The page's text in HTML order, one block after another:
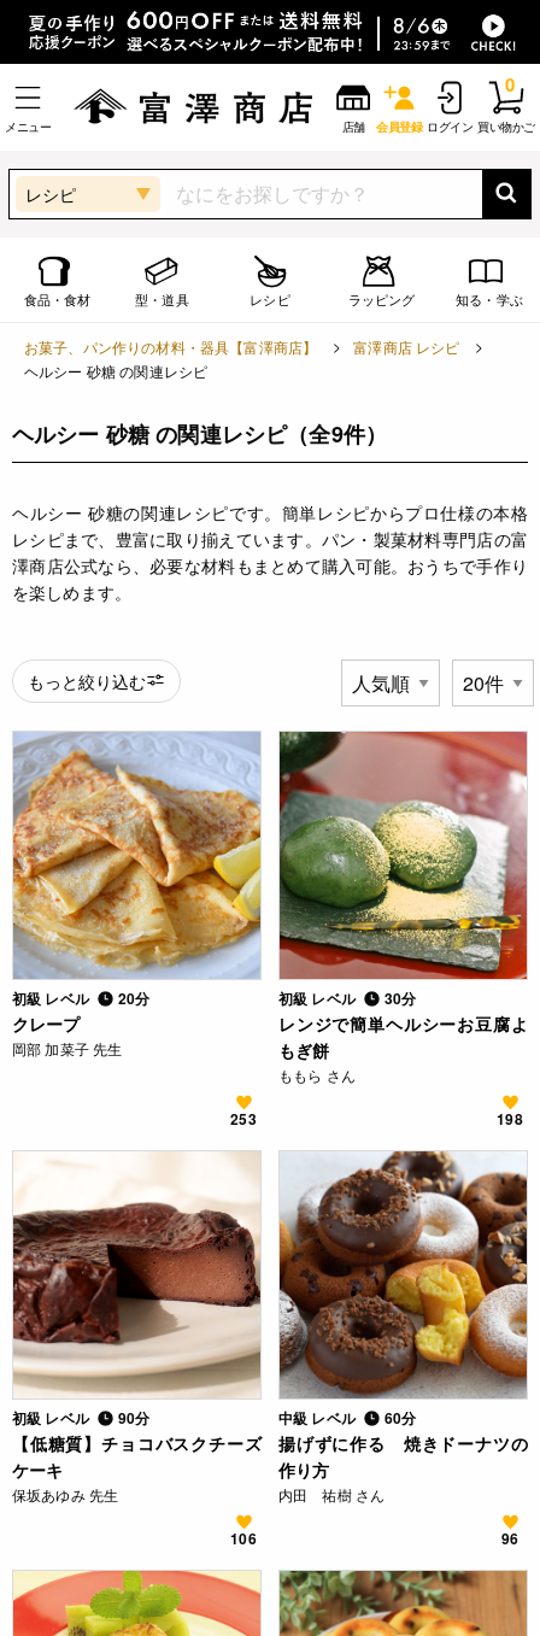
メニュー 店舗 会員登録 ログイン 買い物かご
0
レシピ
食品・食材 型・道具 レシピ ラッピング 知る・学ぶ
お菓子、パン作りの材料・器具【富澤商店】
富澤商店 レシピ
ヘルシー 砂糖 の関連レシピ
ヘルシー 砂糖 の関連レシピ（全9件）
ヘルシー 砂糖の関連レシピです。簡単レシピからプロ仕様の本格
レシピまで、豊富に取り揃えています。パン・製菓材料専門店の富
澤商店公式なら、必要な材料もまとめて購入可能。おうちで手作り
を楽しめます。
もっと絞り込む
初級 レベル 20分
クレープ
岡部 加菜子 先生
253
初級 レベル 30分
レンジで簡単ヘルシーお豆腐よ
もぎ餅
ももら さん
198
初級 レベル 90分
【低糖質】チョコバスクチーズ
ケーキ
保坂あゆみ 先生
106
中級 レベル 60分
揚げずに作る 焼きドーナツの
作り方
内田 祐樹 さん
96